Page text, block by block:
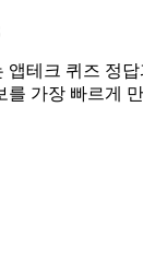
앱테크 퀴즈 정답
를 가장 빠르게